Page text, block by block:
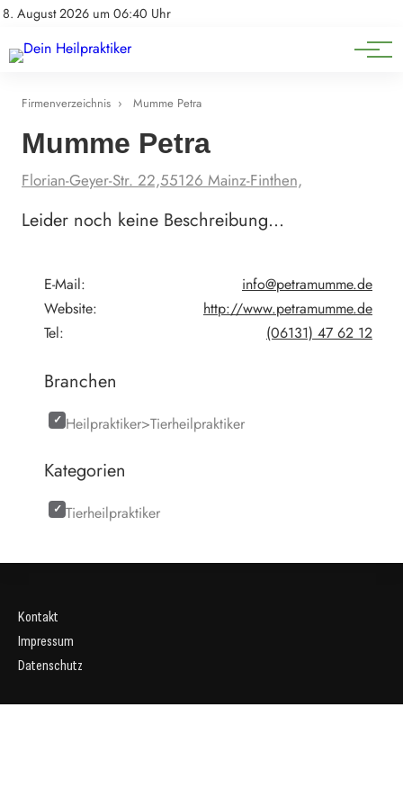
8. August 2026 um 06:40 Uhr
Impressum
Natürliche Medizin
Heilpflanzen & Kräuterkunde
Firmenverzeichnis › Mumme Petra
Mumme Petra
Florian-Geyer-Str. 22,55126 Mainz-Finthen,
Leider noch keine Beschreibung…
E-Mail:
info@petramumme.de
Website:
http://www.petramumme.de
Tel:
(06131) 47 62 12
Branchen
Heilpraktiker>Tierheilpraktiker
Kategorien
Tierheilpraktiker
Kontakt
Impressum
Datenschutz